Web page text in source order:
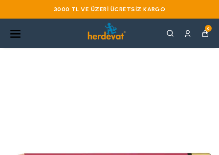
3000 TL VE ÜZERI ÜCRETSIZ KARGO
0